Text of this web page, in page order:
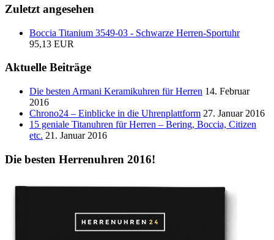
Zuletzt angesehen
Boccia Titanium 3549-03 - Schwarze Herren-Sportuhr
95,13 EUR
Aktuelle Beiträge
Die besten Armani Keramikuhren für Herren 14. Februar
2016
Chrono24 – Einblicke in die Uhrenplattform 27. Januar 2016
15 geniale Titanuhren für Herren – Bering, Boccia, Citizen
etc. 21. Januar 2016
Die besten Herrenuhren 2016!